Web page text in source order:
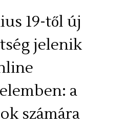
19-től új
jelenik
a
számára